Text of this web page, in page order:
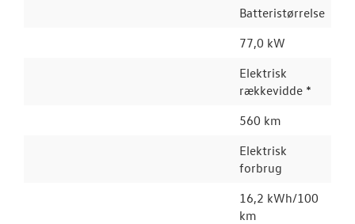
Batteristørrelse
77,0 kW
Elektrisk
rækkevidde *
560 km
Elektrisk
forbrug
16,2 kWh/100
km